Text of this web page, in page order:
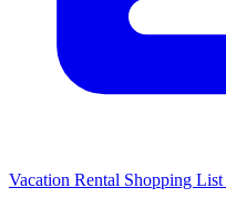
Vacation Rental Shopping List